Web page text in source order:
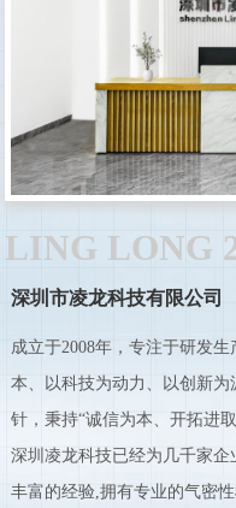
LING LONG
深圳市凌龙科技有限公司
成立于2008年，专注于研发
本、以科技为动力、以创新为
针，秉持“诚信为本、开拓进
深圳凌龙科技已经为几千家
丰富的经验,拥有专业的气密